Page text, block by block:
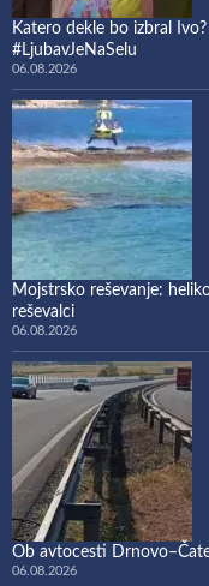
Katero dekle bo izbral
#LjubavJeNaSelu
06.08.2026
Mojstrsko reševanje:
reševalci
06.08.2026
Ob avtocesti
06.08.2026